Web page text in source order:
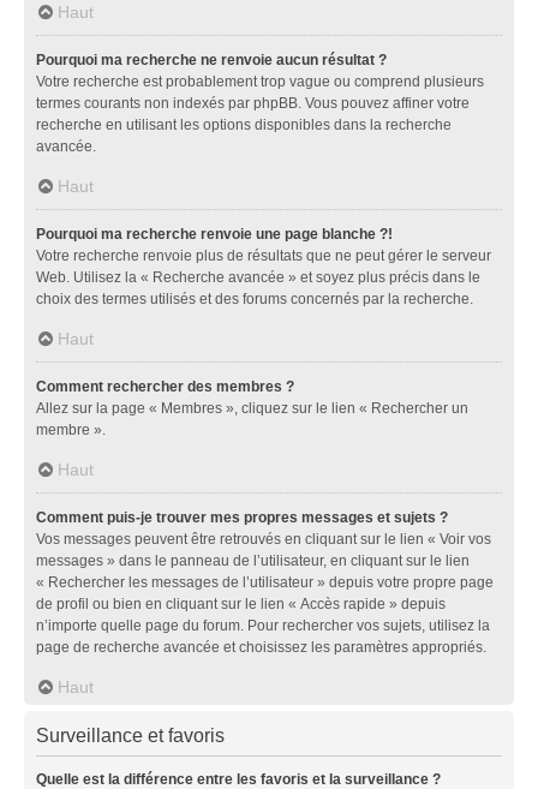
Haut
Pourquoi ma recherche ne renvoie aucun résultat ?
Votre recherche est probablement trop vague ou comprend plusieurs
termes courants non indexés par phpBB. Vous pouvez affiner votre
recherche en utilisant les options disponibles dans la recherche
avancée.
Haut
Pourquoi ma recherche renvoie une page blanche ?!
Votre recherche renvoie plus de résultats que ne peut gérer le serveur
Web. Utilisez la « Recherche avancée » et soyez plus précis dans le
choix des termes utilisés et des forums concernés par la recherche.
Haut
Comment rechercher des membres ?
Allez sur la page « Membres », cliquez sur le lien « Rechercher un
membre ».
Haut
Comment puis-je trouver mes propres messages et sujets ?
Vos messages peuvent être retrouvés en cliquant sur le lien « Voir vos
messages » dans le panneau de l’utilisateur, en cliquant sur le lien
« Rechercher les messages de l’utilisateur » depuis votre propre page
de profil ou bien en cliquant sur le lien « Accès rapide » depuis
n’importe quelle page du forum. Pour rechercher vos sujets, utilisez la
page de recherche avancée et choisissez les paramètres appropriés.
Haut
Surveillance et favoris
Quelle est la différence entre les favoris et la surveillance ?